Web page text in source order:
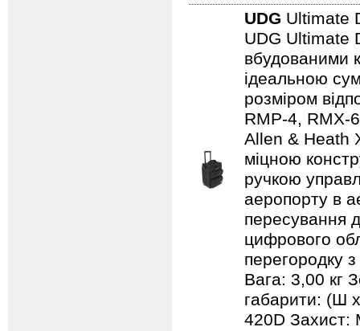
UDG Ultimate
UDG Ultimate
вбудованими
ідеальною
розміром
RMP-4, RMX-
Allen & Heath
міцною
ручкою
аеропорту в
пересування
цифрового
перегородку
Вага: 3,00 кг
габарити: (Ш
420D Захист: